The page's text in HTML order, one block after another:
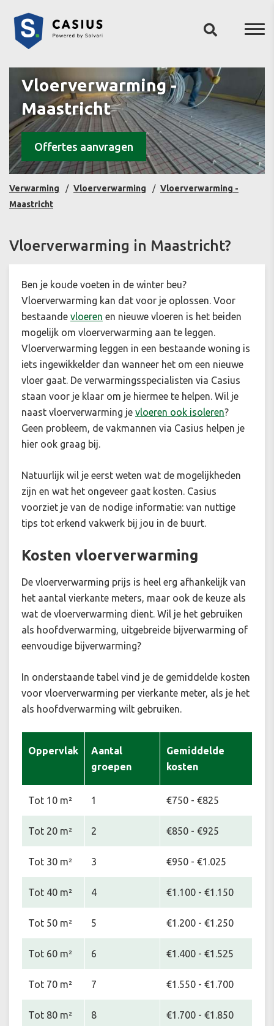
Vloerverwarming -
Maastricht
Offertes aanvragen
Verwarming Vloerverwarming
Vloerverwarming -
Maastricht
Vloerverwarming in Maastricht?
Ben je koude voeten in de winter beu?
Vloerverwarming kan dat voor je oplossen. Voor
bestaande vloeren en nieuwe vloeren is het beiden
mogelijk om vloerverwarming aan te leggen.
Vloerverwarming leggen in een bestaande woning is
iets ingewikkelder dan wanneer het om een nieuwe
vloer gaat. De verwarmingsspecialisten via Casius
staan voor je klaar om je hiermee te helpen. Wil je
naast vloerverwarming je vloeren ook isoleren?
Geen probleem, de vakmannen via Casius helpen je
hier ook graag bij.
Natuurlijk wil je eerst weten wat de mogelijkheden
zijn en wat het ongeveer gaat kosten. Casius
voorziet je van de nodige informatie: van nuttige
tips tot erkend vakwerk bij jou in de buurt.
Kosten vloerverwarming
De vloerverwarming prijs is heel erg afhankelijk van
het aantal vierkante meters, maar ook de keuze als
wat de vloerverwarming dient. Wil je het gebruiken
als hoofdverwarming, uitgebreide bijverwarming of
eenvoudige bijverwarming?
In onderstaande tabel vind je de gemiddelde kosten
voor vloerverwarming per vierkante meter, als je het
als hoofdverwarming wilt gebruiken.
Oppervlak
Aantal
groepen
Gemiddelde
kosten
Tot 10 m² 1 €750 - €825
Tot 20 m² 2 €850 - €925
Tot 30 m² 3 €950 - €1.025
Tot 40 m² 4 €1.100 - €1.150
Tot 50 m² 5 €1.200 - €1.250
Tot 60 m² 6 €1.400 - €1.525
Tot 70 m² 7 €1.550 - €1.700
Tot 80 m² 8 €1.700 - €1.850